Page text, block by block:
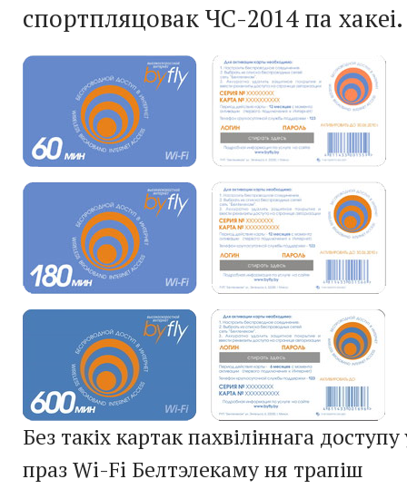
спортпляцовак ЧС-2014 па хакеі.
Без такіх картак пахвіліннага
праз Wi-Fi Белтэлекаму ня трапіш